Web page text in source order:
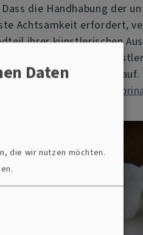
die Handhabung der
Achtsamkeit erfordert,
ihrer künstlerischen
hin und weist hohe
und Dialogfähigkeit auf.
www.instagram.com/
Daten
die wir nutzen möchten.